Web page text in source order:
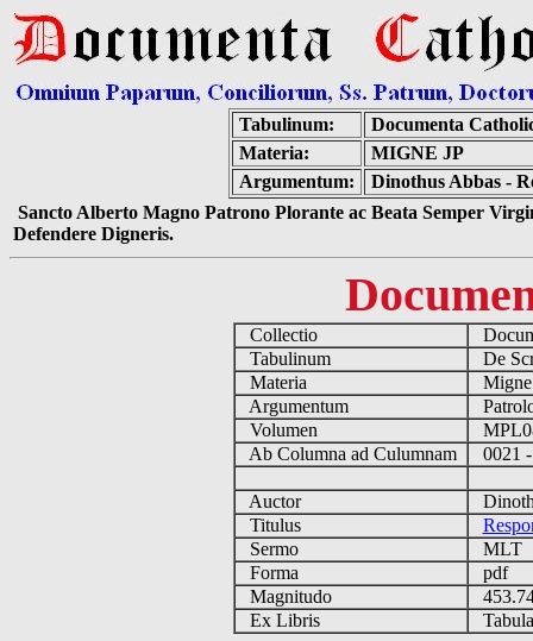
Tabulinum:
Documenta
Materia:
MIGNE JP
Argumentum:
Dinothus Abbas -
Sancto Alberto Magno Patrono Plorante ac Beata Semper
Defendere Digneris.
Collectio
Tabulinum
De
Materia
Argumentum
Volumen
Ab Columna ad Culumnam
0021
Auctor
Titulus
Sermo
MLT
Forma
pdf
Magnitudo
Ex Libris